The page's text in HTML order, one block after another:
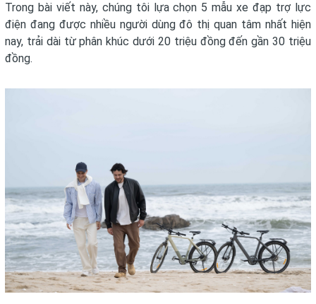
Trong bài viết này, chúng tôi lựa chọn 5 mẫu xe đạp trợ lực
điện đang được nhiều người dùng đô thị quan tâm nhất hiện
nay, trải dài từ phân khúc dưới 20 triệu đồng đến gần 30 triệu
đồng.